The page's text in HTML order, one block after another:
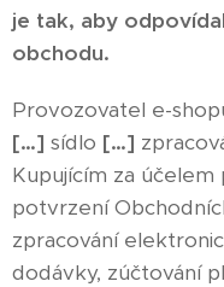
je tak, aby
obchodu.
Provozovatel e-
[…] sídlo […]
Kupujícím za
potvrzení
zpracování
dodávky, zúčtování